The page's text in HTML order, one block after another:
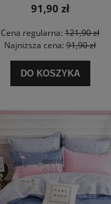
91,90 zł
Cena regularna: 121,90 zł
Najniższa cena: 91,90 zł
DO KOSZYKA